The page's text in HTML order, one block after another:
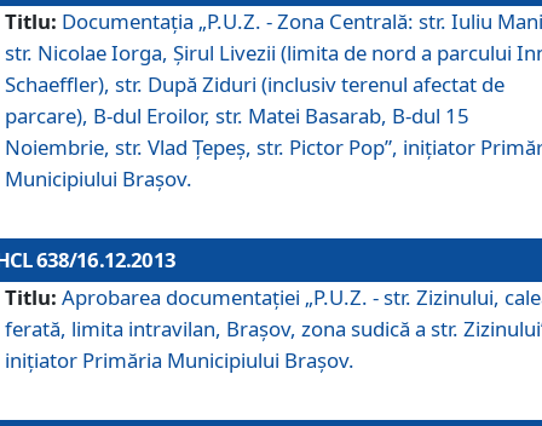
Titlu: Documentaţia „P.U.Z. - Zona Centrală: str. Iuliu
str. Nicolae Iorga, Şirul Livezii (limita de nord a parcului
Schaeffler), str. După Ziduri (inclusiv terenul afectat de
parcare), B-dul Eroilor, str. Matei Basarab, B-dul 15
Noiembrie, str. Vlad Ţepeş, str. Pictor Pop”, iniţiator
Municipiului Braşov.
638/16.12.2013
Titlu: Aprobarea documentaţiei „P.U.Z. - str. Zizinului,
ferată, limita intravilan, Braşov, zona sudică a str.
iniţiator Primăria Municipiului Braşov.